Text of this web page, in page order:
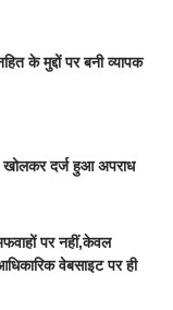
के मुद्दों पर बनी व्यापक
खोलकर दर्ज हुआ अपराध
पर नहीं,केवल
वेबसाइट पर ही